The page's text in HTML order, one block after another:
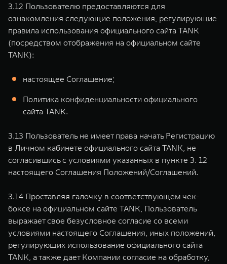
3.12 Пользователю предоставляются для
ознакомления следующие положения, регулирующие
правила использования официального сайта TANK
(посредством отображения на официальном сайте
TANK):
настоящее Соглашение;
Политика конфиденциальности официального
сайта TANK.
3.13 Пользователь не имеет права начать Регистрацию
в Личном кабинете официального сайта TANK, не
согласившись с условиями указанных в пункте 3. 12
настоящего Соглашения Положений/Соглашений.
3.14 Проставляя галочку в соответствующем чек-
боксе на официальном сайте TANK, Пользователь
выражает свое безусловное согласие со всеми
условиями настоящего Соглашения, иных положений,
регулирующих использование официального сайта
TANK, а также дает Компании согласие на обработку,